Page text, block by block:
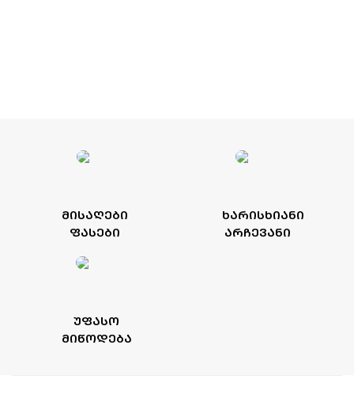
ᲮᲐᲠᲘᲡᲮᲘᲐᲜᲘ
ᲐᲠᲩᲔᲕᲐᲜᲘ
ᲛᲘᲡᲐᲦᲔᲑᲘ
ᲤᲐᲡᲔᲑᲘ
ᲣᲤᲐᲡᲝ
ᲛᲘᲬᲝᲓᲔᲑᲐ